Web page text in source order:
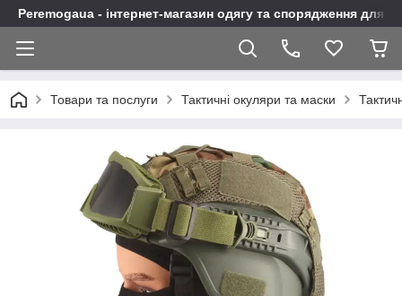
Peremogaua - інтернет-магазин одягу та спорядження для
Товари та послуги Тактичні окуляри та маски